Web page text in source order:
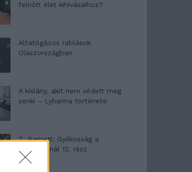
felnőtt élet kihívásaihoz?
Altatógázos rablások
Olaszországban
A kislány, akit nem védett meg
senki – Lyhanna története
T. Barnett: Gyilkosság a
Garda-tónál 12. rész